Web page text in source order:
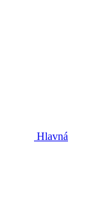
Hlavná